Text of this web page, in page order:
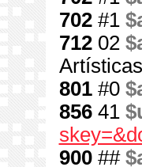
702#1
71202
Artísticas
801#0
85641
900##